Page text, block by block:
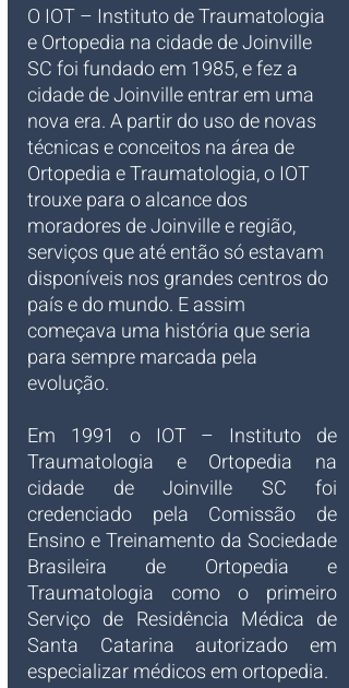
O IOT – Instituto de Traumatologia
e Ortopedia na cidade de Joinville
SC foi fundado em 1985, e fez a
cidade de Joinville entrar em uma
nova era. A partir do uso de novas
técnicas e conceitos na área de
Ortopedia e Traumatologia, o IOT
trouxe para o alcance dos
moradores de Joinville e região,
serviços que até então só estavam
disponíveis nos grandes centros do
país e do mundo. E assim
começava uma história que seria
para sempre marcada pela
evolução.
Em 1991 o IOT – Instituto de
Traumatologia e Ortopedia na
cidade de Joinville SC foi
credenciado pela Comissão de
Ensino e Treinamento da Sociedade
Brasileira de Ortopedia e
Traumatologia como o primeiro
Serviço de Residência Médica de
Santa Catarina autorizado em
especializar médicos em ortopedia.